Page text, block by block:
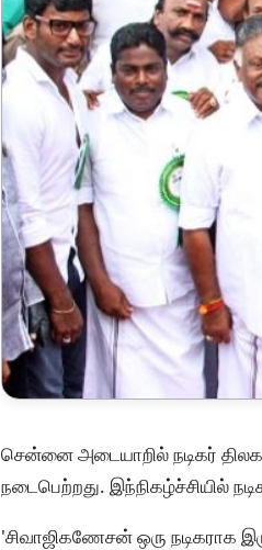
சென்னை அடையாறில் நடிகர்
நடைபெற்றது. இந்நிகழ்ச்சியில்
'சிவாஜிகணேசன் ஒரு நடிகராக